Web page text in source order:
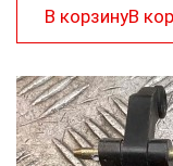
В корзинуВ